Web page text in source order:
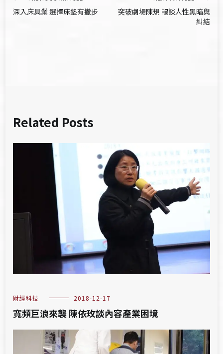
章
深入床具業 選擇床墊有撇步
突破劇場陳規 暢談人性黑暗與
糾結
Related Posts
財經科技 2018-12-17
寬頻巨浪來襲 陳依玫談內容產業困境